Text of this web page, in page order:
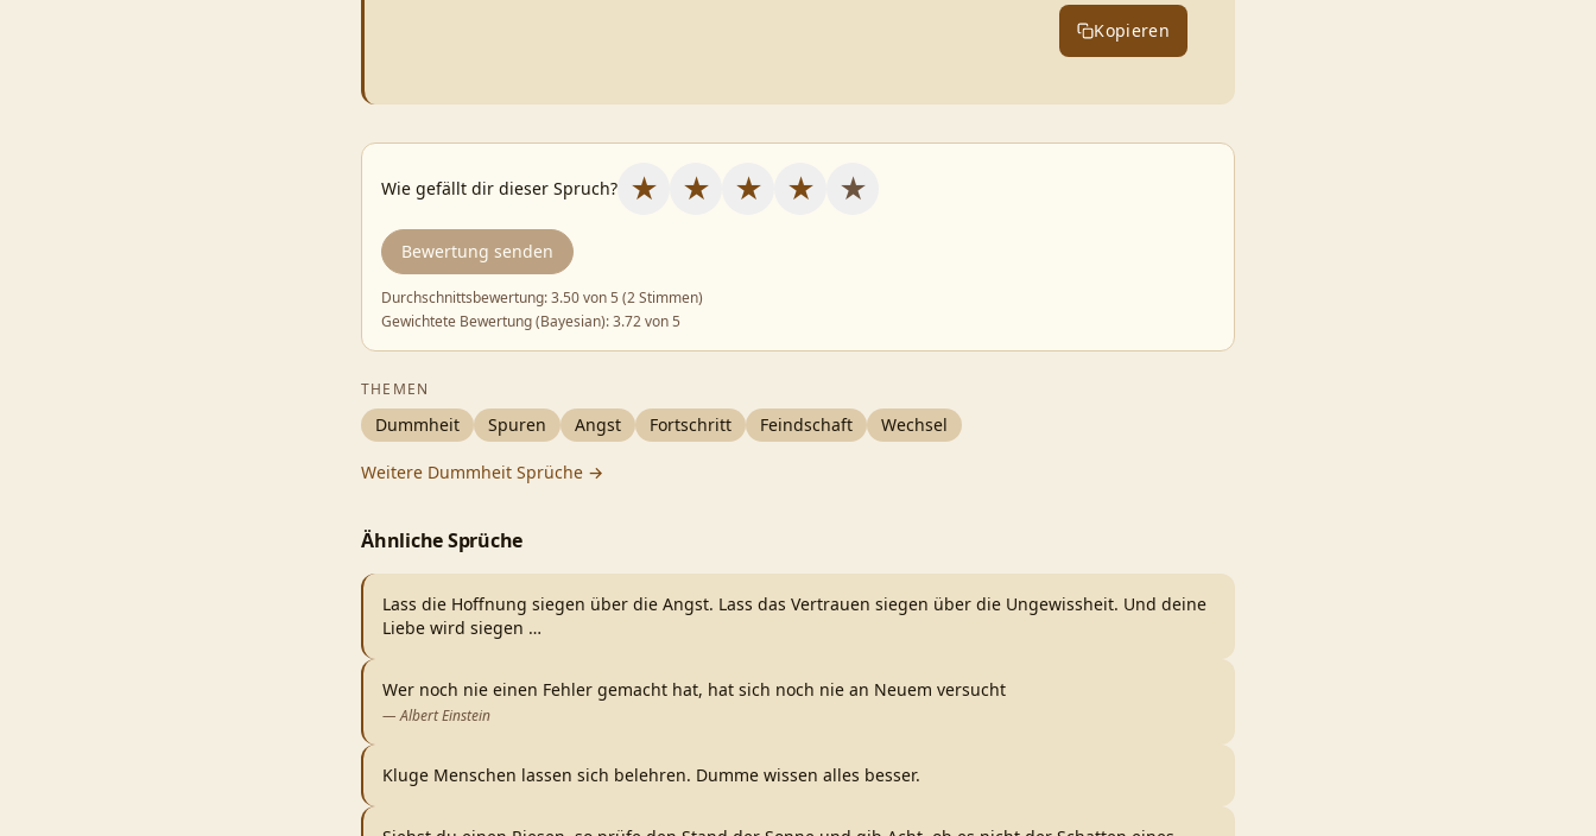
Kopieren
Wie gefällt dir dieser Spruch? ★ ★ ★ ★ ★
Bewertung senden
Durchschnittsbewertung:3.50von 5 (2 Stimmen)
Gewichtete Bewertung (Bayesian):3.72von 5
THEMEN
Dummheit Spuren Angst Fortschritt Feindschaft Wechsel
Weitere Dummheit Sprüche →
Ähnliche Sprüche
Lass die Hoffnung siegen über die Angst. Lass das Vertrauen siegen über die Ungewissheit. Und deine
Liebe wird siegen …
Wer noch nie einen Fehler gemacht hat, hat sich noch nie an Neuem versucht
—Albert Einstein
Kluge Menschen lassen sich belehren. Dumme wissen alles besser.